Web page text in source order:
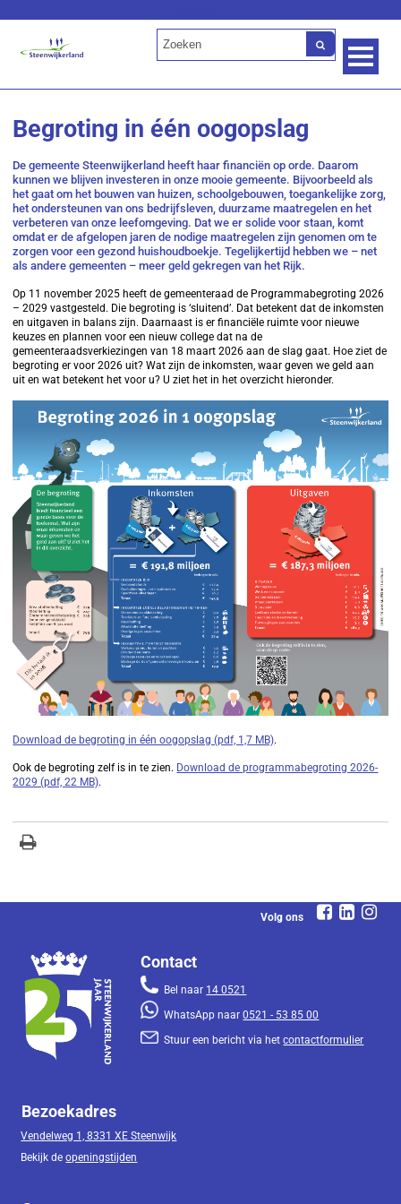
Begroting in één oogopslag
De gemeente Steenwijkerland heeft haar financiën op orde. Daarom
kunnen we blijven investeren in onze mooie gemeente. Bijvoorbeeld als
het gaat om het bouwen van huizen, schoolgebouwen, toegankelijke zorg,
het ondersteunen van ons bedrijfsleven, duurzame maatregelen en het
verbeteren van onze leefomgeving. Dat we er solide voor staan, komt
omdat er de afgelopen jaren de nodige maatregelen zijn genomen om te
zorgen voor een gezond huishoudboekje. Tegelijkertijd hebben we – net
als andere gemeenten – meer geld gekregen van het Rijk.
Op 11 november 2025 heeft de gemeenteraad de Programmabegroting 2026
– 2029 vastgesteld. Die begroting is ‘sluitend’. Dat betekent dat de inkomsten
en uitgaven in balans zijn. Daarnaast is er financiële ruimte voor nieuwe
keuzes en plannen voor een nieuw college dat na de
gemeenteraadsverkiezingen van 18 maart 2026 aan de slag gaat. Hoe ziet de
begroting er voor 2026 uit? Wat zijn de inkomsten, waar geven we geld aan
uit en wat betekent het voor u? U ziet het in het overzicht hieronder.
Download de begroting in één oogopslag (pdf, 1,7 MB).
Ook de begroting zelf is in te zien. Download de programmabegroting 2026-
2029 (pdf, 22 MB).
Volg ons
Contact
Bel naar 14 0521
WhatsApp naar0521 - 53 85 00
Stuur een bericht via hetcontactformulier
Bezoekadres
Vendelweg 1, 8331 XE Steenwijk
Bekijk deopeningstijden